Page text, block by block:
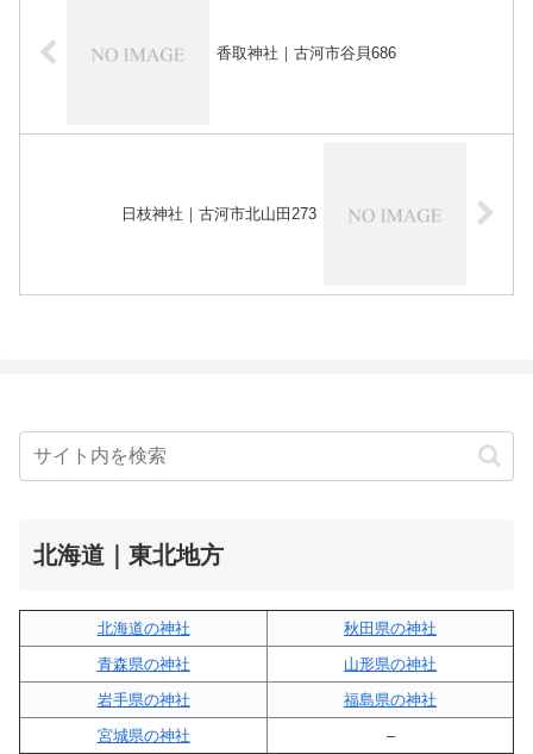
香取神社｜古河市谷貝686
日枝神社｜古河市北山田273
北海道｜東北地方
北海道の神社
秋田県の神社
青森県の神社
山形県の神社
岩手県の神社
福島県の神社
宮城県の神社
–